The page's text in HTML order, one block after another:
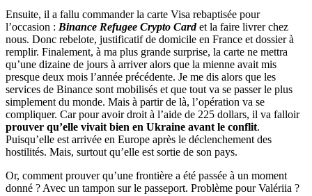
Ensuite, il a fallu commander la carte Visa rebaptisée pour
l’occasion : Binance Refugee Crypto Cardet la faire livrer chez
nous. Donc rebelote, justificatif de domicile en France et dossier à
remplir. Finalement, à ma plus grande surprise, la carte ne mettra
qu’une dizaine de jours à arriver alors que la mienne avait mis
presque deux mois l’année précédente. Je me dis alors que les
services de Binance sont mobilisés et que tout va se passer le plus
simplement du monde. Mais à partir de là, l’opération va se
compliquer. Car pour avoir droit à l’aide de 225 dollars, il va falloir
prouver qu’elle vivait bien en Ukraine avant le conflit.
Puisqu’elle est arrivée en Europe après le déclenchement des
hostilités. Mais, surtout qu’elle est sortie de son pays.
Or, comment prouver qu’une frontière a été passée à un moment
donné ? Avec un tampon sur le passeport. Problème pour Valériia ?